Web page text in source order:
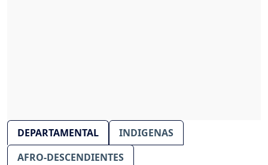
DEPARTAMENTAL
INDIGENAS
AFRO-DESCENDIENTES